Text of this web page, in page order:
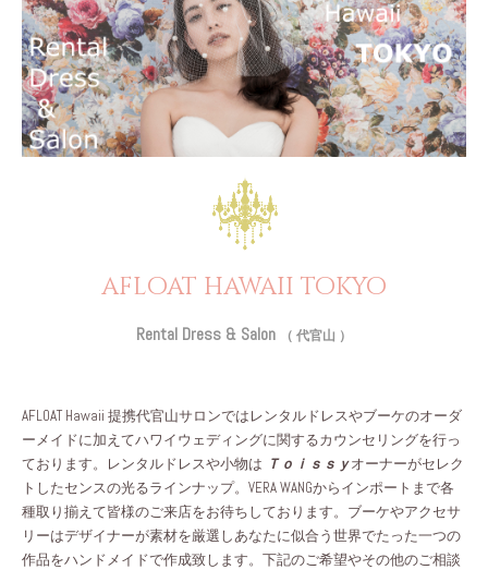
afloat hawaii tokyo
Rental Dress & Salon （ 代官山 ）
AFLOAT Hawaii 提携代官山サロンではレンタルドレスやブーケのオーダ
ーメイドに加えてハワイウェディングに関するカウンセリングを行っ
ております。
レンタルドレスや小物は Ｔｏｉｓｓｙオーナーがセレク
トしたセンスの光るラインナップ。VERA WANGからインポートまで各
種取り揃えて皆様のご来店をお待ちしております。 ブーケやアクセサ
リーはデザイナーが素材を厳選しあなたに似合う世界でたった一つの
作品をハンドメイドで作成致します。 下記のご希望やその他のご相談